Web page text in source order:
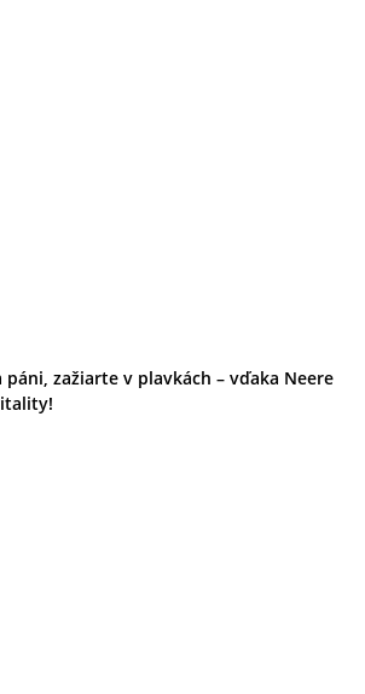
zažiarte v plavkách – vďaka Neere